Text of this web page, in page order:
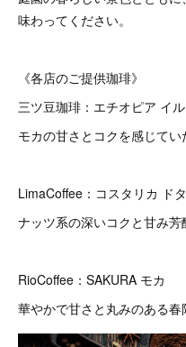
味わってください。
《各店のご提供珈琲》
三ツ豆珈琲：エチオピア イ
モカの甘さとコクを感じて
LimaCoffee：コスタリカ ド
ナッツ系の深いコクと甘み
RioCoffee：SAKURA モカ
華やかで甘さと丸みのある